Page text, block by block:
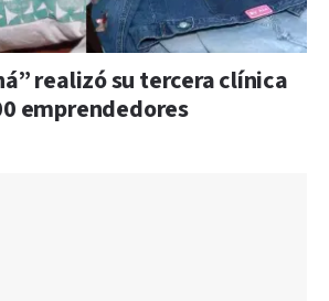
realizó su tercera clínica
emprendedores